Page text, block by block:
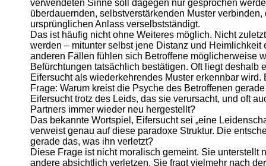
verwendeten Sinne soll dagegen nur gesprochen
überdauernden, selbstverstärkenden Muster
ursprünglichen Anlass verselbstständigt.
Das ist häufig nicht ohne Weiteres möglich. Nicht
werden – mitunter selbst jene Distanz und Heimlichkeit
anderen Fällen fühlen sich Betroffene möglicherweise
Befürchtungen tatsächlich bestätigen. Oft liegt
Eifersucht als wiederkehrendes Muster erkennbar
Frage: Warum kreist die Psyche des Betroffenen
Eifersucht trotz des Leids, das sie verursacht, und oft
Partners immer wieder neu hergestellt?
Das bekannte Wortspiel, Eifersucht sei „eine
verweist genau auf diese paradoxe Struktur. Die
gerade das, was ihn verletzt?
Diese Frage ist nicht moralisch gemeint. Sie unterstellt
andere absichtlich verletzen. Sie fragt vielmehr nach